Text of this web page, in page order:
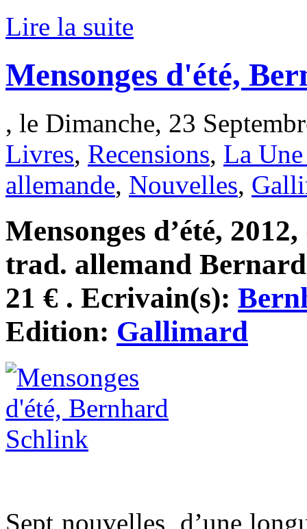
Lire la suite
Mensonges d'été,
, le Dimanche, 23
Livres, Recensions, La
allemande, Nouvelles,
Mensonges d’été,
trad. allemand
21 € . Ecrivain(s):
Edition: Gallimard
Sept nouvelles, d’une